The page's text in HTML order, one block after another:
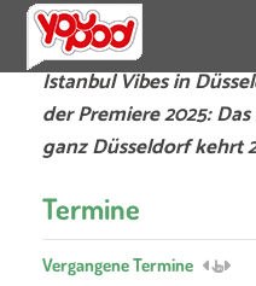
Istanbul Vibes in
der Premiere 2025:
ganz Düsseldorf kehrt
Termine
Vergangene Termine